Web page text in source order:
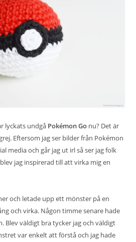
lyckats undgå Pokémon Go nu? Det är
Eftersom jag ser bilder från Pokémon
media och går jag ut irl så ser jag folk
jag inspirerad till att virka mig en
och letade upp ett mönster på en
och virka. Någon timme senare hade
Blev väldigt bra tycker jag och väldigt
var enkelt att förstå och jag hade